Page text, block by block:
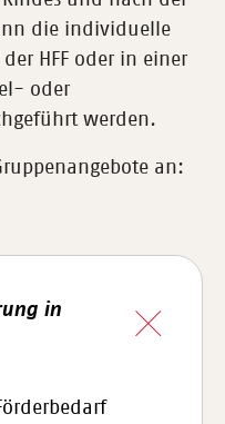
die individuelle
HFF oder in einer
oder
werden.
an:
in